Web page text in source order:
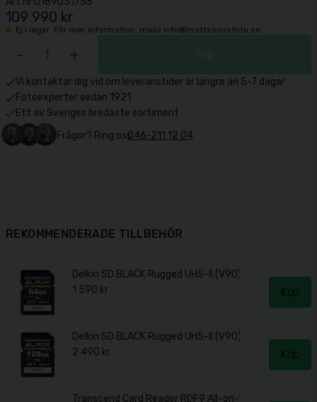
109 990 kr
Ej i lager. För mer information, maila info@mattssonsfoto.se
- +
Vi kontaktar dig vid om leveranstider är längre än 5-7 dagar
Fotoexperter sedan 1921
Ett av Sveriges bredaste sortiment
Frågor? Ring oss046-211 12 04
REKOMMENDERADE TILLBEHÖR
Delkin SD BLACK Rugged UHS-II (V90) R300/W250
1 590 kr
Köp
Delkin SD BLACK Rugged UHS-II (V90) R300/W250
2 490 kr
Köp
Transcend Card Reader RDF9 All-on-1 USB 3.1 Gen 1